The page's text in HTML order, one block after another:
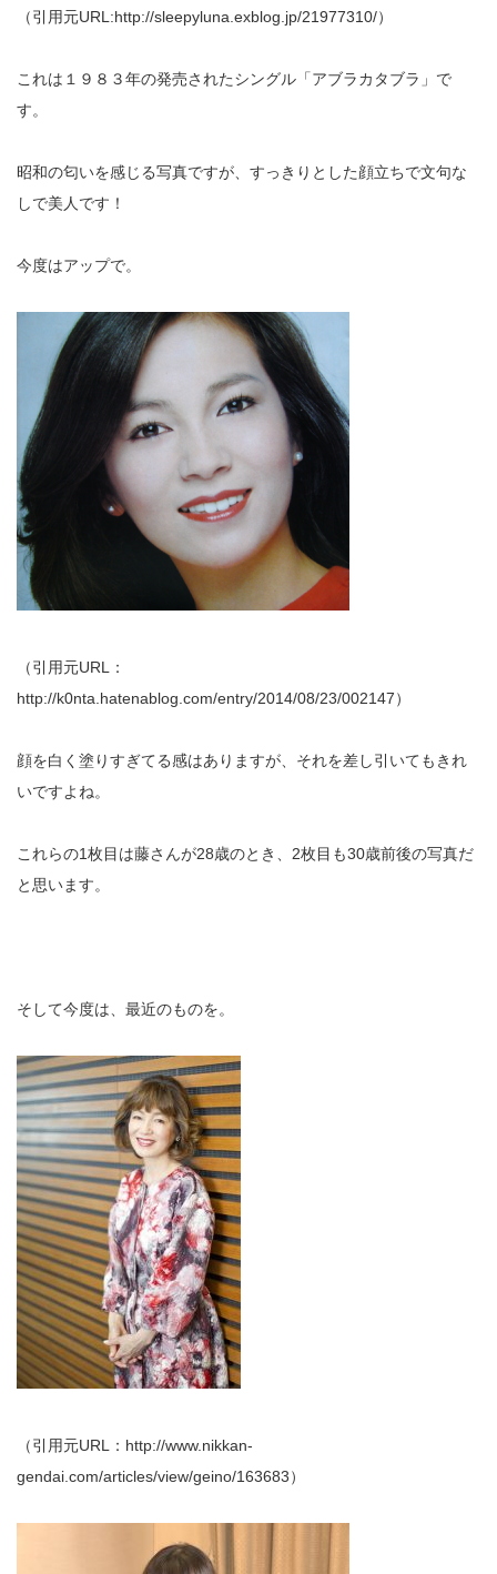
（引用元URL:http://sleepyluna.exblog.jp/21977310/）
これは１９８３年の発売されたシングル「アブラカタブラ」で
す。
昭和の匂いを感じる写真ですが、すっきりとした顔立ちで文句な
しで美人です！
今度はアップで。
（引用元URL：
http://k0nta.hatenablog.com/entry/2014/08/23/002147）
顔を白く塗りすぎてる感はありますが、それを差し引いてもきれ
いですよね。
これらの1枚目は藤さんが28歳のとき、2枚目も30歳前後の写真だ
と思います。
そして今度は、最近のものを。
（引用元URL：http://www.nikkan-
gendai.com/articles/view/geino/163683）